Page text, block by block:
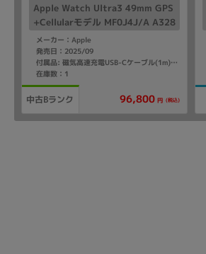
Apple Watch Ultra3 49mm GPS
+Cellularモデル MF0J4J/A A328
1【ブラックチタニウムケース/ブ
ラックオーシャンバンド】
メーカー：Apple
発売日：2025/09
付属品: 磁気高速充電USB-Cケーブル(1m)/ブラックオーシャンバンド
在庫数：1
中古Bランク 96,800 円 (税込)